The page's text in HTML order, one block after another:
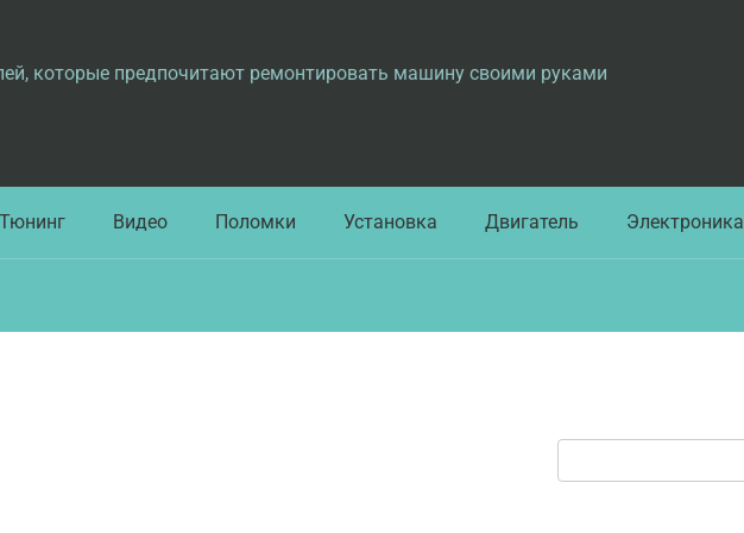
которые предпочитают ремонтировать машину своими руками
Тюнинг Видео Поломки Установка Двигатель Электроника